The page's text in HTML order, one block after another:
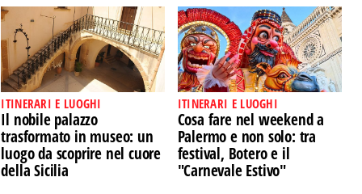
ITINERARI E LUOGHI
Il nobile palazzo
trasformato in museo: un
luogo da scoprire nel cuore
della Sicilia
ITINERARI E LUOGHI
Cosa fare nel weekend a
Palermo e non solo: tra
festival, Botero e il
"Carnevale Estivo"